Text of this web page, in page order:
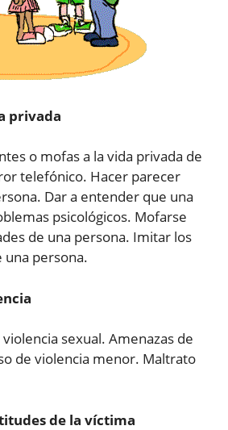
privada
o mofas a la vida privada de
telefónico. Hacer parecer
Dar a entender que una
psicológicos. Mofarse
de una persona. Imitar los
una persona.
sexual. Amenazas de
de violencia menor. Maltrato
de la víctima